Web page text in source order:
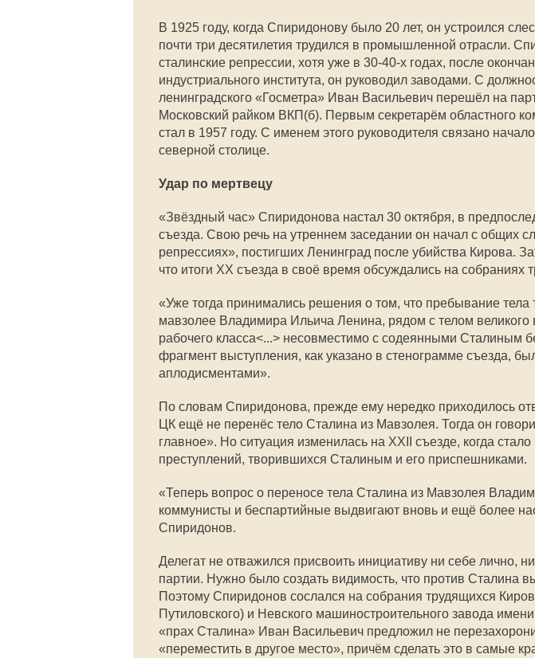
В 1925 году, когда Спиридонову было 20 лет, он устроился
почти три десятилетия трудился в промышленной отрасли.
сталинские репрессии, хотя уже в 30-40-х годах, после
индустриального института, он руководил заводами. С
ленинградского «Госметра» Иван Васильевич перешёл на
Московский райком ВКП(б). Первым секретарём областного
стал в 1957 году. С именем этого руководителя связано
северной столице.
Удар по мертвецу
«Звёздный час» Спиридонова настал 30 октября, в
съезда. Свою речь на утреннем заседании он начал с общих
репрессиях», постигших Ленинград после убийства Кирова.
что итоги XX съезда в своё время обсуждались на собраниях
«Уже тогда принимались решения о том, что пребывание
мавзолее Владимира Ильича Ленина, рядом с телом великого
рабочего класса<...> несовместимо с содеянными Сталиным
фрагмент выступления, как указано в стенограмме съезда,
аплодисментами».
По словам Спиридонова, прежде ему нередко приходилось
ЦК ещё не перенёс тело Сталина из Мавзолея. Тогда он
главное». Но ситуация изменилась на XXII съезде, когда
преступлений, творившихся Сталиным и его приспешниками.
«Теперь вопрос о переносе тела Сталина из Мавзолея
коммунисты и беспартийные выдвигают вновь и ещё более
Спиридонов.
Делегат не отважился присвоить инициативу ни себе лично,
партии. Нужно было создать видимость, что против Сталина
Поэтому Спиридонов сослался на собрания трудящихся
Путиловского) и Невского машиностроительного завода
«прах Сталина» Иван Васильевич предложил не
«переместить в другое место», причём сделать это в самые